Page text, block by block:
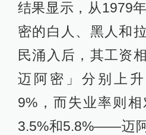
结果显示，从1979
密的白人、黑人和
民涌入后，其工资
迈阿密」分别上
9%，而失业率则相
3.5%和5.8%——迈